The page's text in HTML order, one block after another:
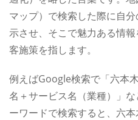
マップ）で検索した際に自
示させ、そこで魅力ある情
客施策を指します。
例えばGoogle検索で「六本
名＋サービス名（業種）」
ーワードで検索すると、六